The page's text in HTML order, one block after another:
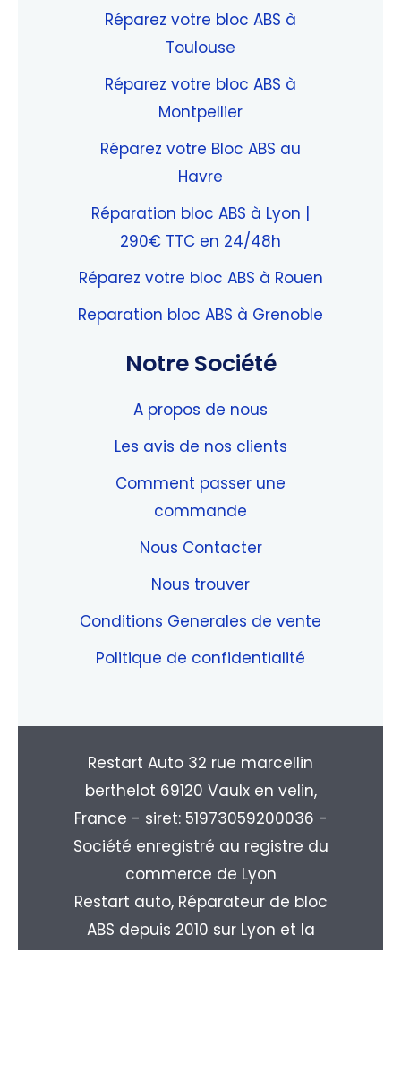
Réparez votre bloc ABS à
Toulouse
Réparez votre bloc ABS à
Montpellier
Réparez votre Bloc ABS au
Havre
Réparation bloc ABS à Lyon |
290€ TTC en 24/48h
Réparez votre bloc ABS à Rouen
Reparation bloc ABS à Grenoble
Notre Société
A propos de nous
Les avis de nos clients
Comment passer une
commande
Nous Contacter
Nous trouver
Conditions Generales de vente
Politique de confidentialité
Restart Auto 32 rue marcellin
berthelot 69120 Vaulx en velin,
France - siret: 51973059200036 -
Société enregistré au registre du
commerce de Lyon
Restart auto, Réparateur de bloc
ABS depuis 2010 sur Lyon et la
région Rhone-alpes. Livraison